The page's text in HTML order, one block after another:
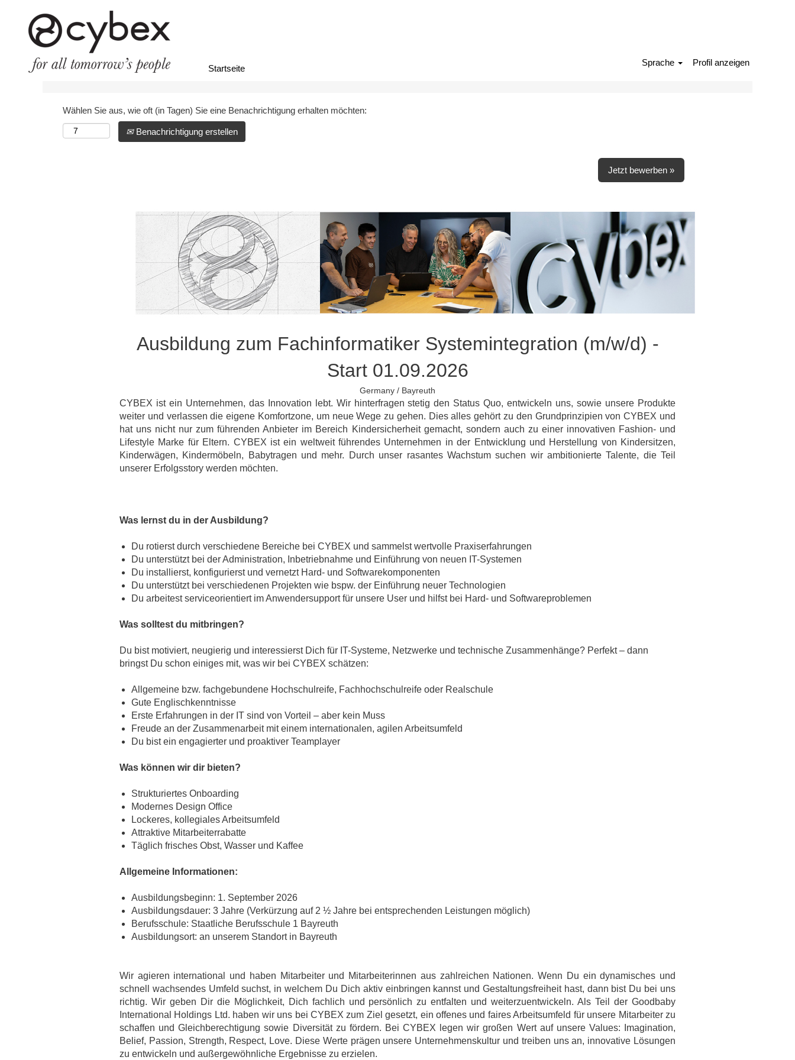
Startseite
Sprache Profil anzeigen
Nach Stichwort suchen
Mehr Optionen anzeigen
Wählen Sie aus, wie oft (in Tagen) Sie eine Benachrichtigung erhalten möchten:
Benachrichtigung erstellen
Jetzt bewerben »
Ausbildung zum Fachinformatiker Systemintegration (m/w/d) -
Start 01.09.2026
Germany / Bayreuth
CYBEX ist ein Unternehmen, das Innovation lebt. Wir hinterfragen stetig den Status Quo, entwickeln uns, sowie unsere Produkte
weiter und verlassen die eigene Komfortzone, um neue Wege zu gehen. Dies alles gehört zu den Grundprinzipien von CYBEX und
hat uns nicht nur zum führenden Anbieter im Bereich Kindersicherheit gemacht, sondern auch zu einer innovativen Fashion- und
Lifestyle Marke für Eltern. CYBEX ist ein weltweit führendes Unternehmen in der Entwicklung und Herstellung von Kindersitzen,
Kinderwägen, Kindermöbeln, Babytragen und mehr. Durch unser rasantes Wachstum suchen wir ambitionierte Talente, die Teil
unserer Erfolgsstory werden möchten.
Was lernst du in der Ausbildung?
Du rotierst durch verschiedene Bereiche bei CYBEX und sammelst wertvolle Praxiserfahrungen
Du unterstützt bei der Administration, Inbetriebnahme und Einführung von neuen IT-Systemen
Du installierst, konfigurierst und vernetzt Hard- und Softwarekomponenten
Du unterstützt bei verschiedenen Projekten wie bspw. der Einführung neuer Technologien
Du arbeitest serviceorientiert im Anwendersupport für unsere User und hilfst bei Hard- und Softwareproblemen
Was solltest du mitbringen?
Du bist motiviert, neugierig und interessierst Dich für IT-Systeme, Netzwerke und technische Zusammenhänge? Perfekt – dann
bringst Du schon einiges mit, was wir bei CYBEX schätzen:
Allgemeine bzw. fachgebundene Hochschulreife, Fachhochschulreife oder Realschule
Gute Englischkenntnisse
Erste Erfahrungen in der IT sind von Vorteil – aber kein Muss
Freude an der Zusammenarbeit mit einem internationalen, agilen Arbeitsumfeld
Du bist ein engagierter und proaktiver Teamplayer
Was können wir dir bieten?
Strukturiertes Onboarding
Modernes Design Office
Lockeres, kollegiales Arbeitsumfeld
Attraktive Mitarbeiterrabatte
Täglich frisches Obst, Wasser und Kaffee
Allgemeine Informationen:
Ausbildungsbeginn: 1. September 2026
Ausbildungsdauer: 3 Jahre (Verkürzung auf 2 ½ Jahre bei entsprechenden Leistungen möglich)
Berufsschule: Staatliche Berufsschule 1 Bayreuth
Ausbildungsort: an unserem Standort in Bayreuth
Wir agieren international und haben Mitarbeiter und Mitarbeiterinnen aus zahlreichen Nationen. Wenn Du ein dynamisches und
schnell wachsendes Umfeld suchst, in welchem Du Dich aktiv einbringen kannst und Gestaltungsfreiheit hast, dann bist Du bei uns
richtig. Wir geben Dir die Möglichkeit, Dich fachlich und persönlich zu entfalten und weiterzuentwickeln. Als Teil der Goodbaby
International Holdings Ltd. haben wir uns bei CYBEX zum Ziel gesetzt, ein offenes und faires Arbeitsumfeld für unsere Mitarbeiter zu
schaffen und Gleichberechtigung sowie Diversität zu fördern. Bei CYBEX legen wir großen Wert auf unsere Values: Imagination,
Belief, Passion, Strength, Respect, Love. Diese Werte prägen unsere Unternehmenskultur und treiben uns an, innovative Lösungen
zu entwickeln und außergewöhnliche Ergebnisse zu erzielen.